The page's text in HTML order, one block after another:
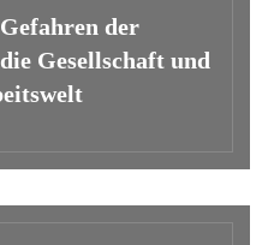
der
Gesellschaft und